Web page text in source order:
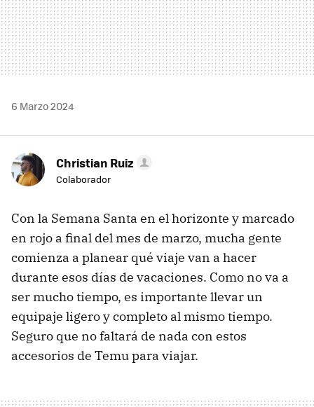
6 Marzo 2024
Christian Ruiz
Colaborador
Con la Semana Santa en el horizonte y marcado
en rojo a final del mes de marzo, mucha gente
comienza a planear qué viaje van a hacer
durante esos días de vacaciones. Como no va a
ser mucho tiempo, es importante llevar un
equipaje ligero y completo al mismo tiempo.
Seguro que no faltará de nada con estos
accesorios de Temu para viajar.